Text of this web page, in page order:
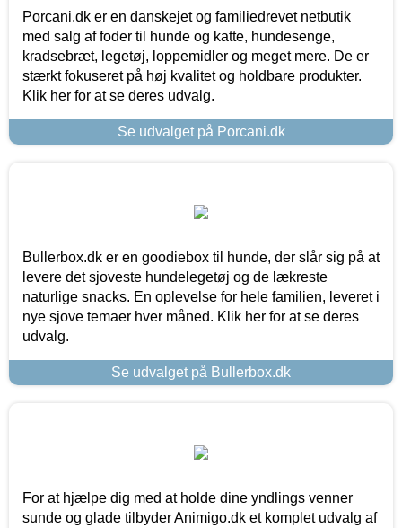
Porcani.dk er en danskejet og familiedrevet netbutik
med salg af foder til hunde og katte, hundesenge,
kradsebræt, legetøj, loppemidler og meget mere. De er
stærkt fokuseret på høj kvalitet og holdbare produkter.
Klik her for at se deres udvalg.
Se udvalget på Porcani.dk
Bullerbox.dk er en goodiebox til hunde, der slår sig på at
levere det sjoveste hundelegetøj og de lækreste
naturlige snacks. En oplevelse for hele familien, leveret i
nye sjove temaer hver måned. Klik her for at se deres
udvalg.
Se udvalget på Bullerbox.dk
For at hjælpe dig med at holde dine yndlings venner
sunde og glade tilbyder Animigo.dk et komplet udvalg af